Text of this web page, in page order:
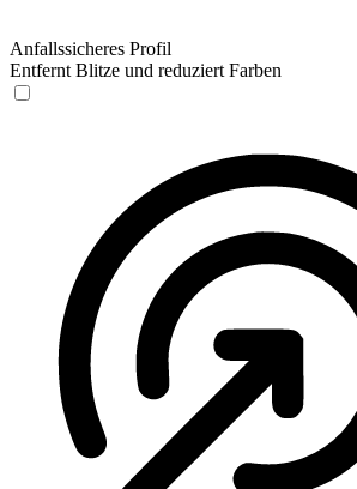
Anfallssicheres Profil
Entfernt Blitze und reduziert Farben